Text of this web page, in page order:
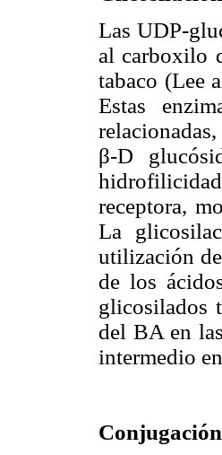
Las UDP-
al carboxilo
tabaco (Lee
Estas
β-D
receptora,
La
utilización
de los
glicosilados
del BA en
intermedio